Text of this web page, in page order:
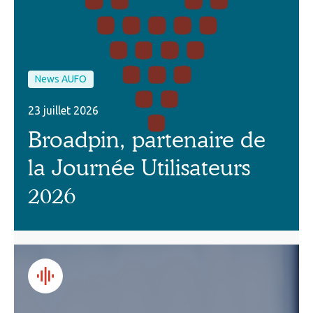
News AUFO
23 juillet 2026
Broadpin, partenaire de
la Journée Utilisateurs
2026